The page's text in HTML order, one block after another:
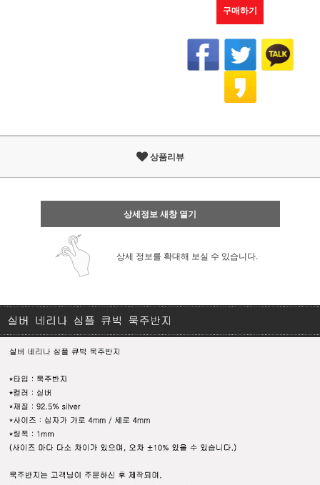
구매하기
상품리뷰
상세정보 새창 열기
상세 정보를 확대해 보실 수 있습니다.